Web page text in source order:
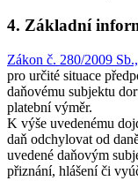
4. Základní
Zákon č. 280/2009
pro určité situace
daňovému subjektu
platební výměr.
K výše uvedenému
daň odchylovat od
uvedené daňovým
přiznání, hlášení či